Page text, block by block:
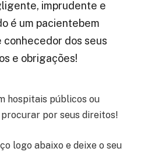
imprudente e
é um pacientebem
conhecedor dos seus
e obrigações!
hospitais públicos ou
por seus direitos!
logo abaixo e deixe o seu